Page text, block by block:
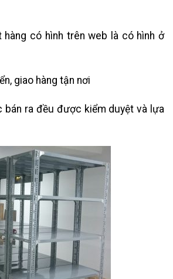
có hình trên web là có hình ở
giao hàng tận nơi
bán ra đều được kiểm duyệt và lựa